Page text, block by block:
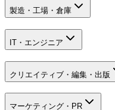
製造・工場・倉庫
IT・エンジニア
クリエイティブ・編集・出版
マーケティング・PR